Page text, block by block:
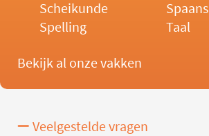
Scheikunde
Spaans
Spelling
Taal
Bekijk al onze vakken
Veelgestelde vragen